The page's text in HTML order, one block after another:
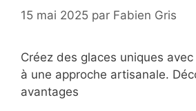
15 mai 2025 par Fabien Gris
Créez des glaces uniques
à une approche artisanale.
avantages